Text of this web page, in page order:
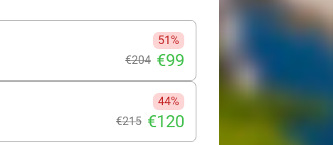
51%
€204 €99
44%
€215 €120